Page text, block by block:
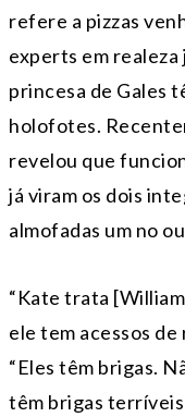
refere a pizzas
experts em realeza
princesa de Gales
holofotes.
revelou que
já viram os dois
almofadas um no
“Kate trata
ele tem acessos de
“Eles têm brigas.
têm brigas